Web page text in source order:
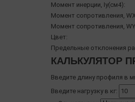
Момент инерции, Iy(см4):
Момент сопротивления,
Момент сопротивления,
Цвет:
Предельные отклонения
КАЛЬКУЛЯТОР
Введите длину профиля в
Введите нагрузку в кг: